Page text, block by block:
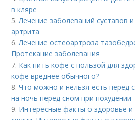
в кляре
5.Лечение заболеваний суставов
артрита
6.Лечение остеоартроза
Протекание заболевания
7. Как пить кофе с пользой для
кофе вреднее обычного?
8.Что можно и нельзя есть перед
на ночь перед сном при похудении
9. Интересные факты о здоровье